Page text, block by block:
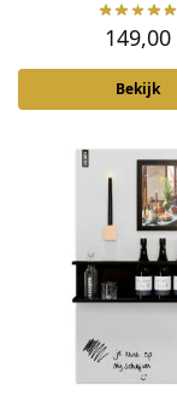
149,00
Bekijk